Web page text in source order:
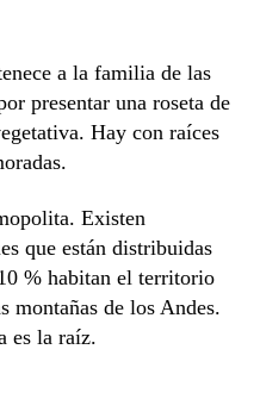
a la familia de las
presentar una roseta de
Hay con raíces
Existen
que están distribuidas
% habitan el territorio
montañas de los Andes.
es la raíz.